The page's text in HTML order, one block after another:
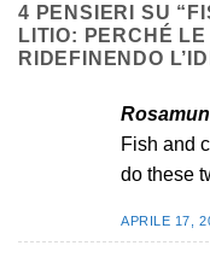
4 PENSIERI SU “
LITIO: PERCHÉ
RIDEFINENDO
Fish and
do these
APRILE 17,